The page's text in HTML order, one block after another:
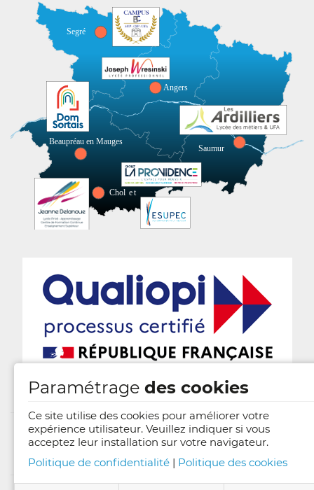
Paramétrage des cookies
Ce site utilise des cookies pour améliorer votre
expérience utilisateur. Veuillez indiquer si vous
acceptez leur installation sur votre navigateur.
Politique de confidentialité | Politique des cookies
Mentions légales